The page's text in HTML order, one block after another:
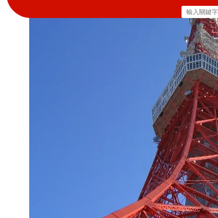
搜
尋
關
鍵
字: